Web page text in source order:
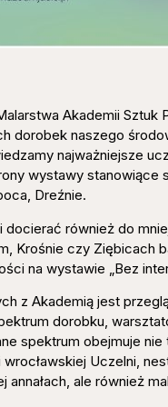
Akademii Sztuk
dorobek naszego
najważniejsze
wystawy
Dreźnie.
również do
Krośnie czy Ziębicach
na wystawie „Bez
z Akademią jest
dorobku,
spektrum obejmuje
Uczelni,
ale również